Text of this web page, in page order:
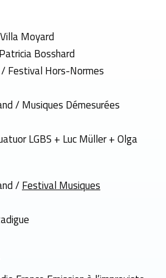
Moyard
Bosshard
Festival Hors-Normes
/ Musiques Démesurées
LGBS + Luc Müller + Olga
/Festival Musiques